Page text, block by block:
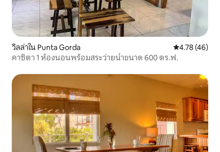
วิลล่าใน Punta Gorda คะแนนเฉลี่ย
4.78 (46)
คาซิตา 1 ห้องนอนพร้อมสระว่ายน้ำขนาด 600 ตร.ฟ.